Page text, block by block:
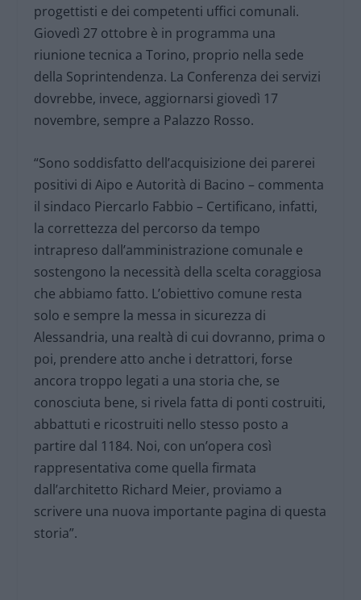
progettisti e dei competenti uffici comunali.
Giovedì 27 ottobre è in programma una
riunione tecnica a Torino, proprio nella sede
della Soprintendenza. La Conferenza dei servizi
dovrebbe, invece, aggiornarsi giovedì 17
novembre, sempre a Palazzo Rosso.
“Sono soddisfatto dell’acquisizione dei parerei
positivi di Aipo e Autorità di Bacino – commenta
il sindaco Piercarlo Fabbio – Certificano, infatti,
la correttezza del percorso da tempo
intrapreso dall’amministrazione comunale e
sostengono la necessità della scelta coraggiosa
che abbiamo fatto. L’obiettivo comune resta
solo e sempre la messa in sicurezza di
Alessandria, una realtà di cui dovranno, prima o
poi, prendere atto anche i detrattori, forse
ancora troppo legati a una storia che, se
conosciuta bene, si rivela fatta di ponti costruiti,
abbattuti e ricostruiti nello stesso posto a
partire dal 1184. Noi, con un’opera così
rappresentativa come quella firmata
dall’architetto Richard Meier, proviamo a
scrivere una nuova importante pagina di questa
storia”.